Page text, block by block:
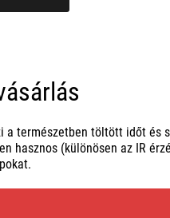
a természetben töltött időt és
hasznos (különösen az IR